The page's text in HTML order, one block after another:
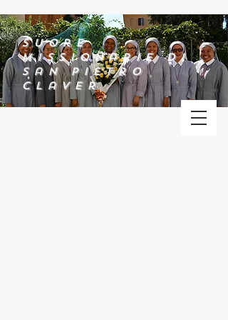
Suore
Missionarie di
San Pietro
Claver